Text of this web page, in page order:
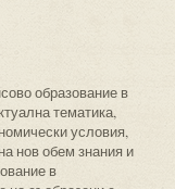
образование в
тематика,
условия,
нов обем знания и
в